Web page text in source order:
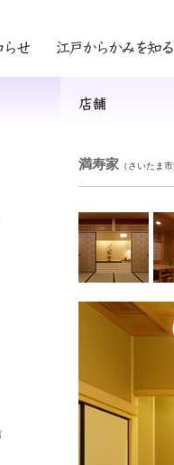
満寿家 （さいたま